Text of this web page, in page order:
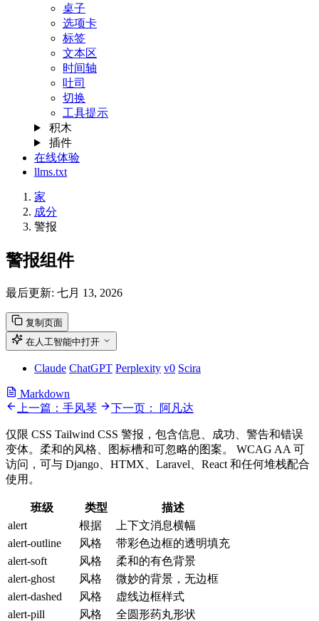
桌子
选项卡
标签
文本区
时间轴
吐司
切换
工具提示
积木
插件
在线体验
llms.txt
家
成分
警报
警报组件
最后更新: 七月 13, 2026
复制页面
在人工智能中打开
Claude ChatGPT Perplexity v0 Scira
Markdown
上一篇：手风琴
下一页： 阿凡达
仅限 CSS Tailwind CSS 警报，包含信息、成功、警告和错误
变体。柔和的风格、图标槽和可忽略的图案。 WCAG AA 可
访问，可与 Django、HTMX、Laravel、React 和任何堆栈配合
使用。
班级 类型
描述
alert
根据
上下文消息横幅
alert-outline
风格
带彩色边框的透明填充
alert-soft
风格
柔和的有色背景
alert-ghost
风格
微妙的背景，无边框
alert-dashed
风格
虚线边框样式
alert-pill
风格
全圆形药丸形状